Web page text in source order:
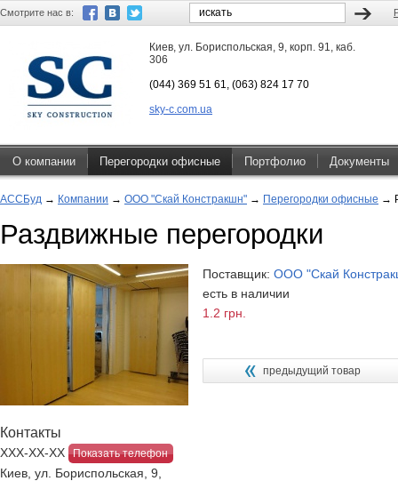
Смотрите нас в:
Киев, ул. Бориспольская, 9, корп. 91, каб.
306
(044) 369 51 61, (063) 824 17 70
sky-c.com.ua
О компании Перегородки офисные Портфолио Документы
АССБуд → Компании → ООО "Скай Констракшн" → Перегородки офисные →
Раздвижные перегородки
Контакты
ХХХ-ХХ-ХХ Показать телефон
Киев, ул. Бориспольская, 9,
Поставщик: ООО "Скай
есть в наличии
1.2 грн.
предыдущий товар